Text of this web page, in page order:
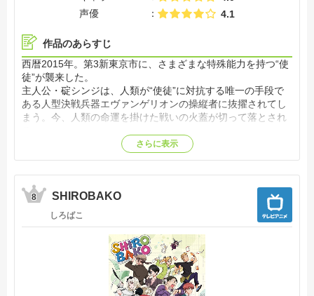
声優
4.1
作品のあらすじ
西暦2015年。第3新東京市に、さまざまな特殊能力を持つ“使
徒”が襲来した。
主人公・碇シンジは、人類が“使徒”に対抗する唯一の手段で
ある人型決戦兵器エヴァンゲリオンの操縦者に抜擢されてし
まう。今、人類の命運を掛けた戦いの火蓋が切って落とされ
果たして“使徒”の正体とは？ 少年たちと人類の運命は？
【公式サイト他参照】
さらに表示
8 SHIROBAKO
しろばこ